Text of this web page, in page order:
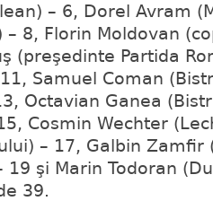
– 6, Dorel Avram
8, Florin Moldovan
(preşedinte Partida
Samuel Coman
Octavian Ganea
Cosmin Wechter
– 17, Galbin Zamfir
19 şi Marin Todoran
39.